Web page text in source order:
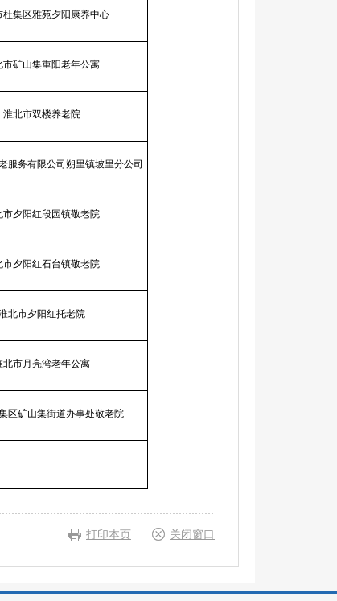
杜集区雅苑夕阳康养中心
市矿山集重阳老年公寓
淮北市双楼养老院
服务有限公司朔里镇坡里分公司
市夕阳红段园镇敬老院
市夕阳红石台镇敬老院
北市夕阳红托老院
北市月亮湾老年公寓
区矿山集街道办事处敬老院
打印本页 关闭窗口